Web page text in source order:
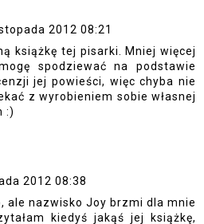
2012 08:21
książkę tej pisarki. Mniej więcej
spodziewać na podstawie
jej powieści, więc chyba nie
z wyrobieniem sobie własnej
:)
2012 08:38
ale nazwisko Joy brzmi dla mnie
kiedyś jakąś jej książkę,